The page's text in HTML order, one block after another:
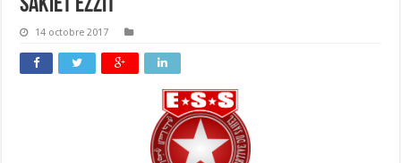
Sakiet Ezzit
14 octobre 2017